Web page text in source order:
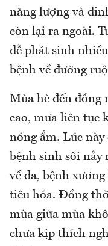
năng lượng và
còn lại ra ngoài.
dễ phát sinh
bệnh về đường
Mùa hè đến đồng
cao, mưa liên tục
nóng ẩm. Lúc
bệnh sinh sôi
về da, bệnh
tiêu hóa. Đồng
mùa giữa mùa
chưa kịp thích